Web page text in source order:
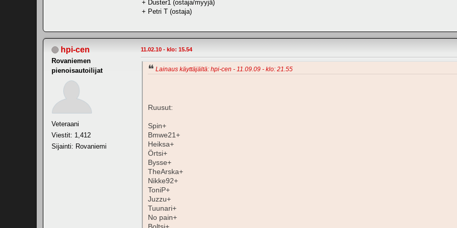
+ Duster1 (ostaja/myyjä)
+ Petri T (ostaja)
hpi-cen
Rovaniemen
pienoisautoilijat
Veteraani
Viestit: 1,412
Sijainti: Rovaniemi
11.02.10 - klo: 15.54
Lainaus käyttäjältä: hpi-cen - 11.09.09 - klo: 21.55
Ruusut:
Spin+
Bmwe21+
Heiksa+
Örtsi+
Bysse+
TheArska+
Nikke92+
ToniP+
Juzzu+
Tuunari+
No pain+